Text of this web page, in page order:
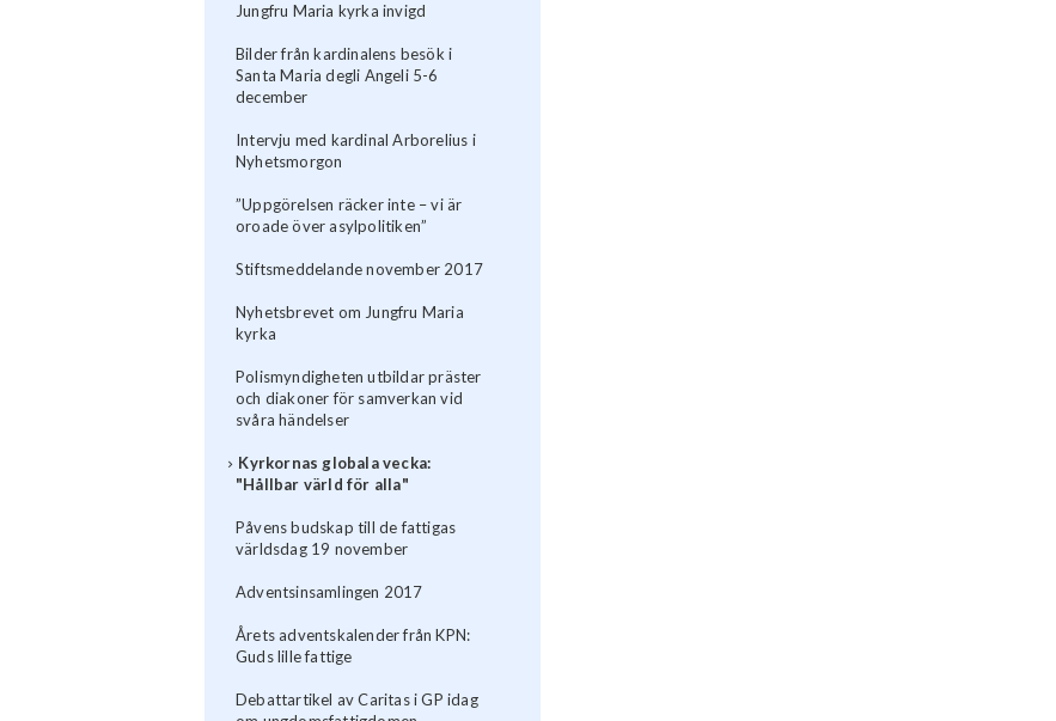
Jungfru Maria kyrka invigd
Bilder från kardinalens besök i
Santa Maria degli Angeli 5-6
december
Intervju med kardinal Arborelius i
Nyhetsmorgon
”Uppgörelsen räcker inte – vi är
oroade över asylpolitiken”
Stiftsmeddelande november 2017
Nyhetsbrevet om Jungfru Maria
kyrka
Polismyndigheten utbildar präster
och diakoner för samverkan vid
svåra händelser
Kyrkornas globala vecka:
"Hållbar värld för alla"
Påvens budskap till de fattigas
världsdag 19 november
Adventsinsamlingen 2017
Årets adventskalender från KPN:
Guds lille fattige
Debattartikel av Caritas i GP idag